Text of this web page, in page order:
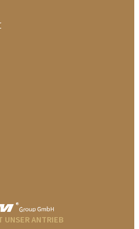
UNSER ANTRIEB